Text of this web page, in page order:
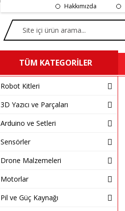
Hakkımızda
TÜM KATEGORİLER
Robot Kitleri
3D Yazıcı ve Parçaları
Arduino ve Setleri
Sensörler
Drone Malzemeleri
Motorlar
Pil ve Güç Kaynağı